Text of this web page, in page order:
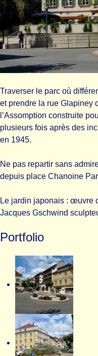
Traverser le parc où
et prendre la rue Glapiney
l’Assomption construite
plusieurs fois après des
en 1945.
Ne pas repartir sans
depuis place Chanoine
Le jardin japonais : œuvre
Jacques Gschwind
Portfolio